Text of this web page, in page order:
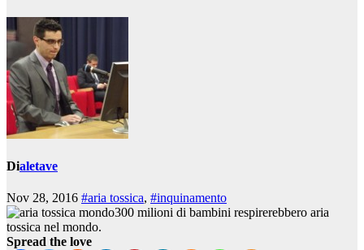
Dialetave
Nov 28, 2016 #aria tossica, #inquinamento
300 milioni di bambini respirerebbero aria
tossica nel mondo.
Spread the love